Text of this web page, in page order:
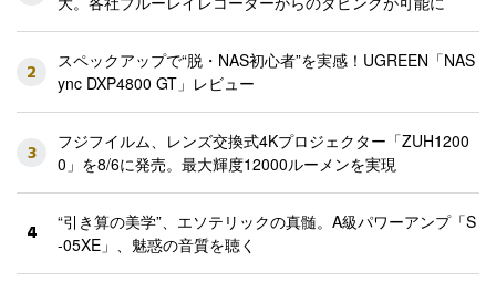
2
スペックアップで“脱・NAS初心者”を実感！UGREEN「NAS
ync DXP4800 GT」レビュー
3
フジフイルム、レンズ交換式4Kプロジェクター「ZUH1200
0」を8/6に発売。最大輝度12000ルーメンを実現
4
“引き算の美学”、エソテリックの真髄。A級パワーアンプ「S
-05XE」、魅惑の音質を聴く